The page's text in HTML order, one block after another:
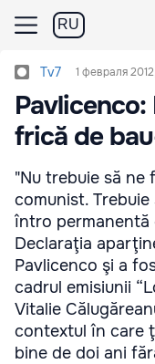
RU
Tv7 1 февраля
frică de
"Nu trebuie să ne
comunist.
întro permanentă
Declaraţia
Pavlicenco şi a
cadrul emisiunii
Vitalie
contextul în care
bine de doi ani